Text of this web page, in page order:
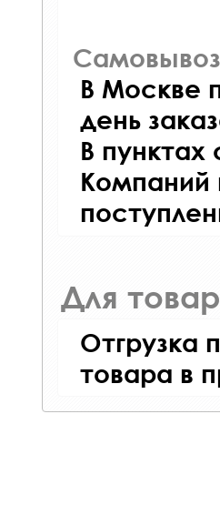
В Москве
день
В
Компаний
Для
Отгрузка
товара в